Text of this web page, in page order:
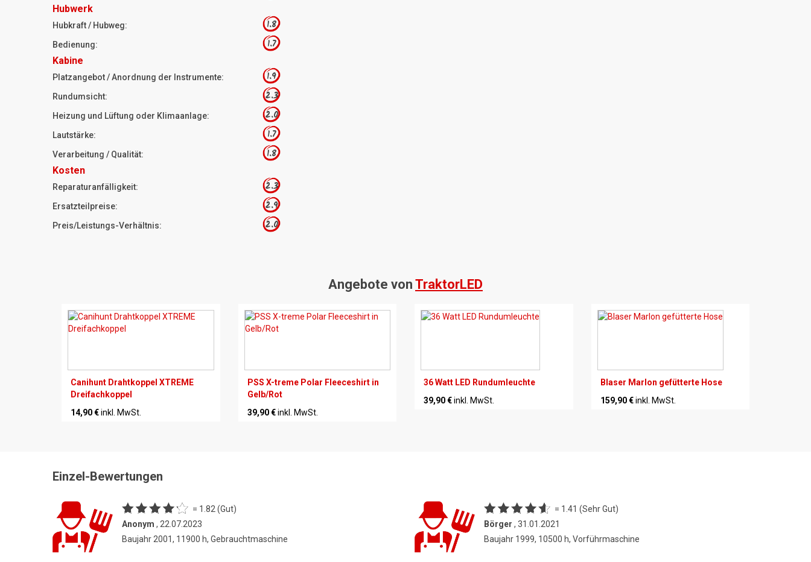
Hubwerk
Hubkraft / Hubweg: 1.8
Bedienung: 1.7
Kabine
Platzangebot / Anordnung der Instrumente: 1.9
Rundumsicht: 2.3
Heizung und Lüftung oder Klimaanlage: 2.0
Lautstärke: 1.7
Verarbeitung / Qualität: 1.8
Kosten
Reparaturanfälligkeit: 2.3
Ersatzteilpreise: 2.9
Preis/Leistungs-Verhältnis: 2.0
Angebote von TraktorLED
Canihunt Drahtkoppel XTREME
Dreifachkoppel
14,90 €inkl. MwSt.
PSS X-treme Polar Fleeceshirt in
Gelb/Rot
39,90 € inkl. MwSt.
36 Watt LED Rundumleuchte
39,90 €inkl. MwSt.
Blaser Marlon gefütterte Hose
159,90 € inkl. MwSt.
Einzel-Bewertungen
= 1.82 (Gut)
Anonym , 22.07.2023
Baujahr 2001, 11900 h, Gebrauchtmaschine
= 1.41 (Sehr Gut)
Börger , 31.01.2021
Baujahr 1999, 10500 h, Vorführmaschine